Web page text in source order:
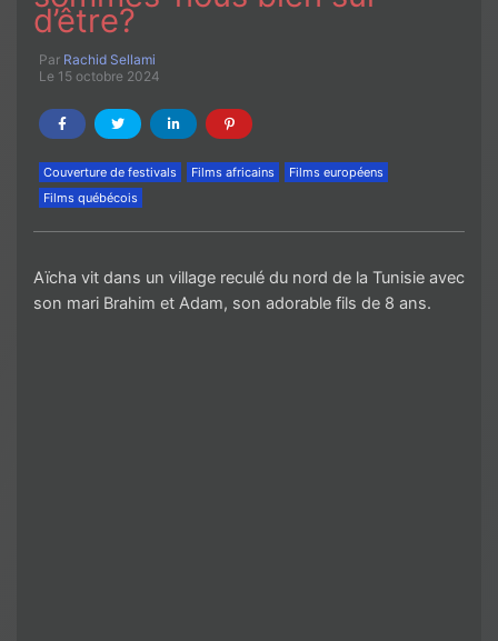
d’être?
Par Rachid Sellami
Le 15 octobre 2024
Couverture de festivals Films africains
Films européens
Films québécois
Aïcha vit dans un village reculé du nord de la Tunisie avec
son mari Brahim et Adam, son adorable fils de 8 ans.